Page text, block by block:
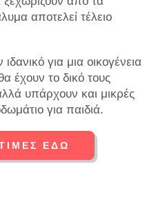
αποτελεί τέλειο
για μια οικογένεια
έχουν το δικό τους
υπάρχουν και μικρές
για παιδιά.
ΕΔΩ